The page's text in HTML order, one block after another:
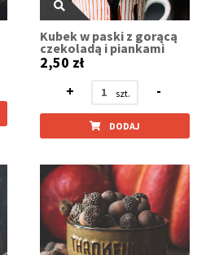
Kubek w paski z gorącą
czekoladą i piankami
2,50 zł
+
-
DODAJ